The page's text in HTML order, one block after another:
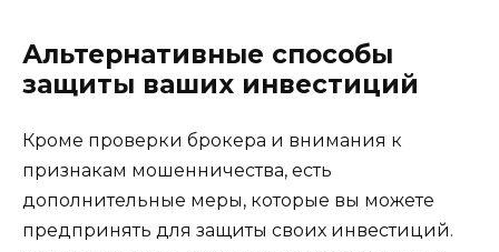
Альтернативные способы
защиты ваших инвестиций
Кроме проверки брокера и внимания к
признакам мошенничества, есть
дополнительные меры, которые вы можете
предпринять для защиты своих инвестиций.